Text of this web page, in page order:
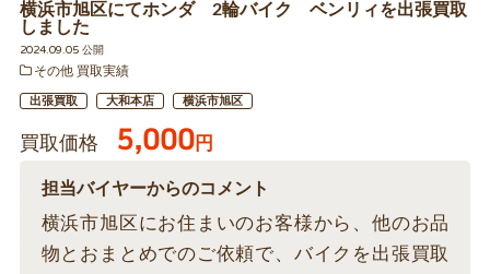
横浜市旭区にてホンダ 2輪バイク ベンリィを出張買取
しました
2024.09.05 公開
その他 買取実績
出張買取 大和本店 横浜市旭区
買取価格 5,000円
担当バイヤーからのコメント
横浜市旭区にお住まいのお客様から、他のお品
物とおまとめでのご依頼で、バイクを出張買取